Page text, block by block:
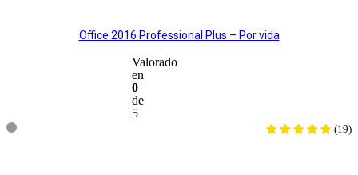
Office 2016 Professional Plus – Por vida
Valorado
en
0
de
5
(19)